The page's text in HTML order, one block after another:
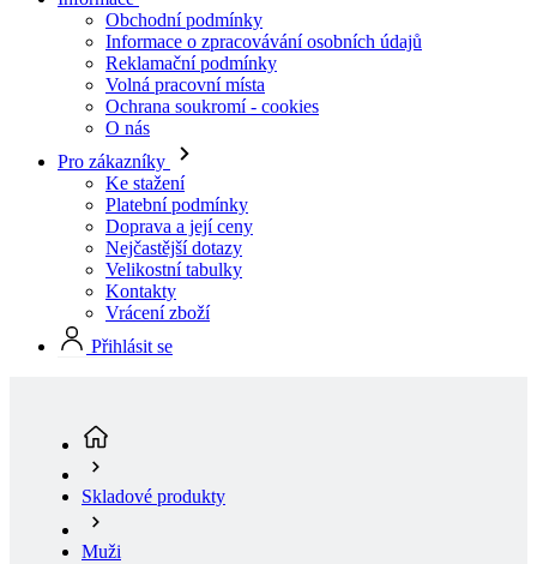
O nás
Pro zákazníky
Ke stažení
Platební podmínky
Doprava a její ceny
Nejčastější dotazy
Velikostní tabulky
Kontakty
Vrácení zboží
Přihlásit se
Muži
Cyklistika
Dresy krátký rukáv